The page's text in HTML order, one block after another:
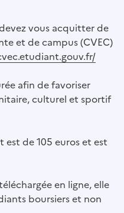
vous acquitter de
et de campus (CVEC)
afin de favoriser
culturel et sportif
de 105 euros et est
en ligne, elle
boursiers et non